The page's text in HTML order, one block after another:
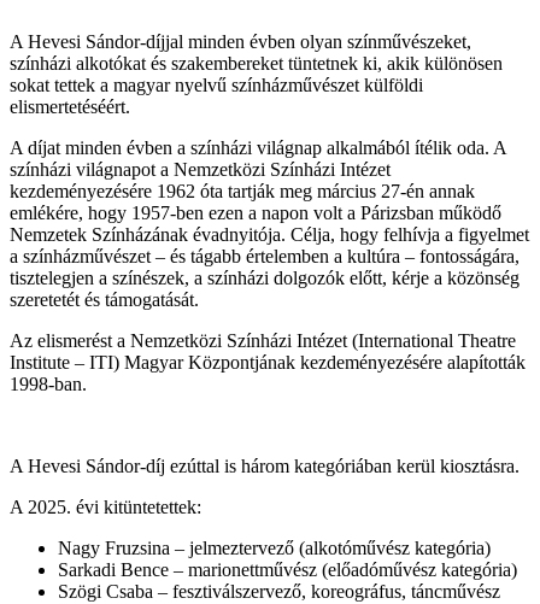
A Hevesi Sándor-díjjal minden évben olyan színművészeket,
színházi alkotókat és szakembereket tüntetnek ki, akik különösen
sokat tettek a magyar nyelvű színházművészet külföldi
elismertetéséért.
A díjat minden évben a színházi világnap alkalmából ítélik oda. A
színházi világnapot a Nemzetközi Színházi Intézet
kezdeményezésére 1962 óta tartják meg március 27-én annak
emlékére, hogy 1957-ben ezen a napon volt a Párizsban működő
Nemzetek Színházának évadnyitója. Célja, hogy felhívja a figyelmet
a színházművészet – és tágabb értelemben a kultúra – fontosságára,
tisztelegjen a színészek, a színházi dolgozók előtt, kérje a közönség
szeretetét és támogatását.
Az elismerést a Nemzetközi Színházi Intézet (International Theatre
Institute – ITI) Magyar Központjának kezdeményezésére alapították
1998-ban.
A Hevesi Sándor-díj ezúttal is három kategóriában kerül kiosztásra.
A 2025. évi kitüntetettek:
Nagy Fruzsina – jelmeztervező (alkotóművész kategória)
Sarkadi Bence – marionettművész (előadóművész kategória)
Szögi Csaba – fesztiválszervező, koreográfus, táncművész